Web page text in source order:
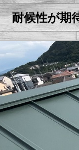
耐候性が期